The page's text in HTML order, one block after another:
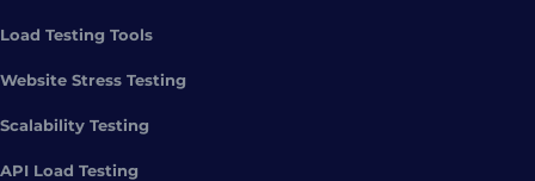
Load Testing Tools
Website Stress Testing
Scalability Testing
API Load Testing